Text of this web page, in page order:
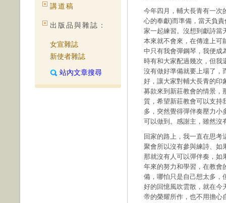
講道稿
出版品與雜誌：
女宣雜誌
新使者雜誌
站內文章搜尋
今年四月，輔大長青有一次
心的奉獻)而準備，當天負
家一起練習。沒想到獻詩當
本來就不會來，在傳達上可
中只有我會彈鋼琴，我便成
時有和大家配過幾次，但我
沒有做好準備就要上場了，
好，讓大家對輔大長青的印
募款來到新莊教會的情景，
質，希望新莊教會可以支持
多，突然覺得彈伴奏壓力小
可以做到。感謝主，雖然沒
回家的路上，我一直在思
聚會所以沒有參與練詩、如
那就沒有人可以彈伴奏，
年來的努力和學習，在教會
備，哪怕只是自己想太多，
好的回憶風吹雲散，就在今
帝的榮耀所作，也不用擔心